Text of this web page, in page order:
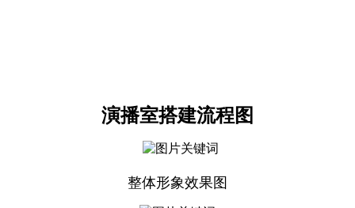
演播室搭建流程图
整体形象效果图